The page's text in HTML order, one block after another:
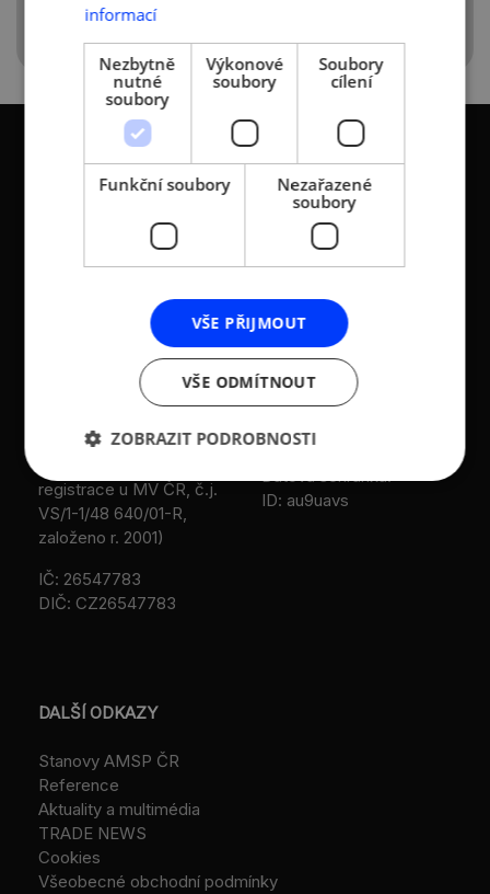
středních podniků a
živnostníků České
republiky (AMSP ČR)
Zápis v OR: Spisová
Městského soudu v
registrace u MV ČR, č.j.
VS/1-1/48 640/01-R,
založeno r. 2001)
IČ: 26547783
DIČ: CZ26547783
186 00 Praha 8 - Karlín
T:+420 236 080 454
+420 733 722 512
e-mail:amsp@amsp.cz
web: www.amsp.cz
Datová schránka:
ID: au9uavs
DALŠÍ ODKAZY
Stanovy AMSP ČR
Reference
Aktuality a multimédia
TRADE NEWS
Cookies
Všeobecné obchodní podmínky
informací
Nezbytně
nutné
soubory
Výkonové
soubory
Soubory
cílení
Funkční soubory
Nezařazené
soubory
VŠE PŘIJMOUT
VŠE ODMÍTNOUT
ZOBRAZIT PODROBNOSTI